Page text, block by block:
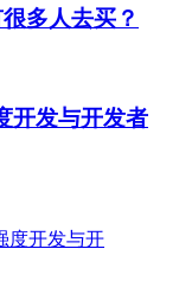
多人去买？
开发与开发者